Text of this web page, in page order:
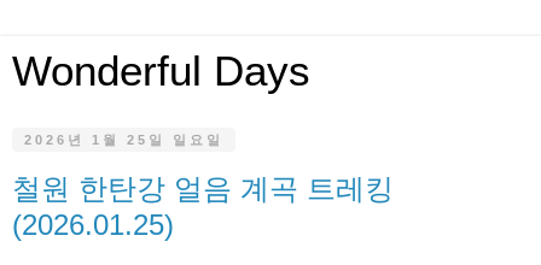
Wonderful Days
2026년 1월 25일 일요일
철원 한탄강 얼음 계곡 트레킹
(2026.01.25)